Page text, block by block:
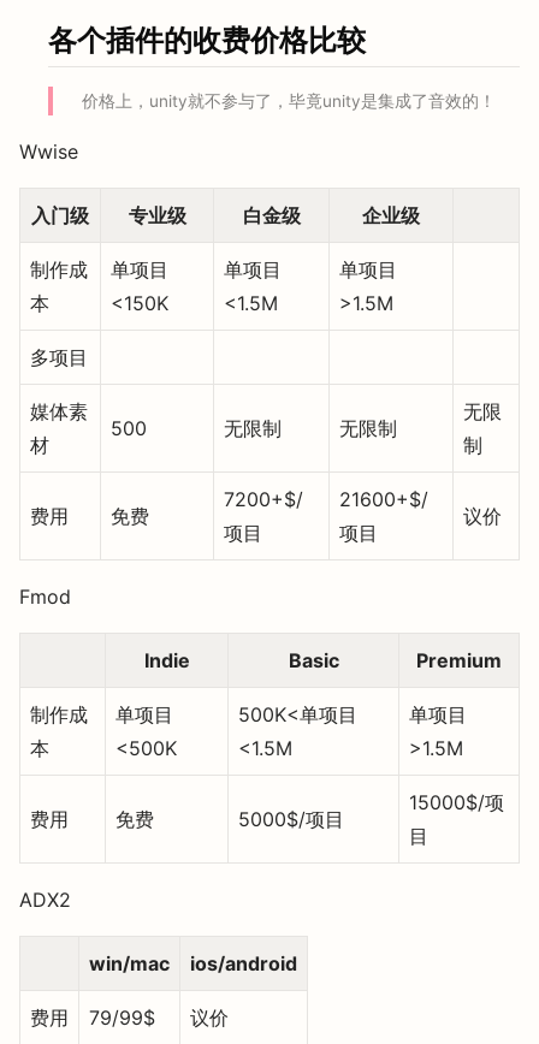
各个插件的收费价格比较
价格上，unity就不参与了，毕竟unity是集成了音效的！
Wwise
入门级 专业级 白金级 企业级
制作成
本
单项目
<150K
单项目
<1.5M
单项目
>1.5M
多项目
媒体素
材
500 无限制 无限制
无限
制
费用 免费
7200+$/
项目
21600+$/
项目
议价
Fmod
Indie Basic Premium
制作成
本
单项目
<500K
500K<单项目
<1.5M
单项目
>1.5M
费用 免费 5000$/项目
15000$/项
目
ADX2
win/mac ios/android
费用 79/99$ 议价